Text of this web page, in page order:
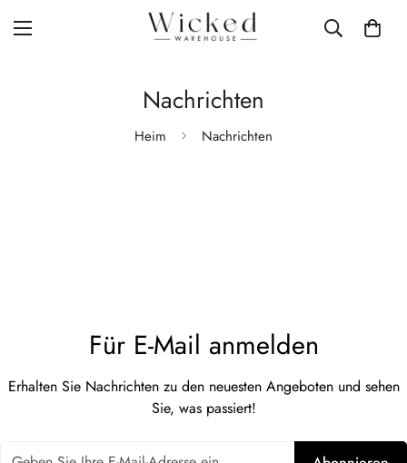
Nachrichten
Heim Nachrichten
Für E-Mail anmelden
Erhalten Sie Nachrichten zu den neuesten Angeboten und sehen
Sie, was passiert!
Alter bestätigen